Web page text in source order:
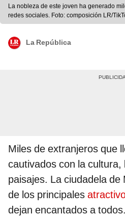
La nobleza de este joven ha generado
redes sociales. Foto: composición LR/
La República
Miles de extranjeros que
cautivados con la cultura,
paisajes. La ciudadela
de los principales
dejan encantados a